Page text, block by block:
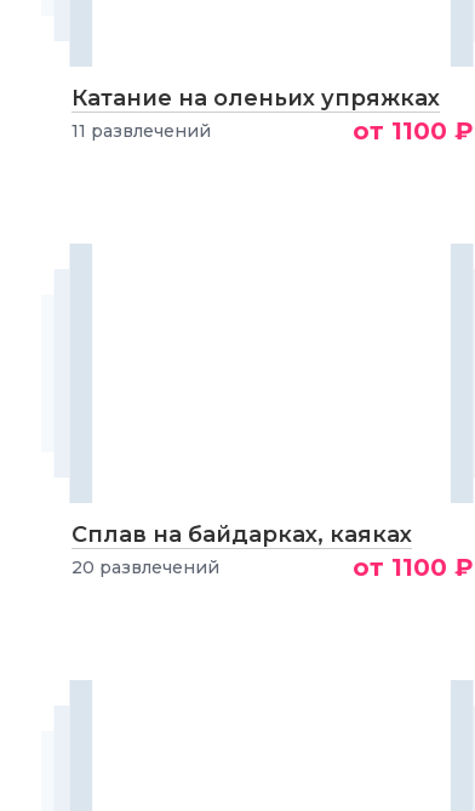
Катание на оленьих упряжках
11 развлечений от 1100 ₽
Сплав на байдарках, каяках
20 развлечений от 1100 ₽